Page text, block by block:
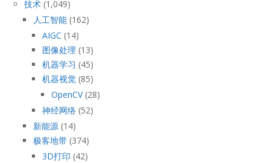
技术 (1,049)
人工智能 (162)
AIGC (14)
图像处理 (13)
机器学习 (45)
机器视觉 (85)
OpenCV(28)
神经网络 (52)
新能源 (14)
极客地带 (374)
3D打印 (42)